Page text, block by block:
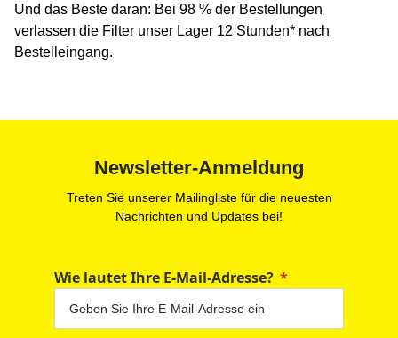
Und das Beste daran: Bei 98 % der Bestellungen
verlassen die Filter unser Lager 12 Stunden* nach
Bestelleingang.
Newsletter-Anmeldung
Treten Sie unserer Mailingliste für die neuesten
Nachrichten und Updates bei!
Wie lautet Ihre E-Mail-Adresse?